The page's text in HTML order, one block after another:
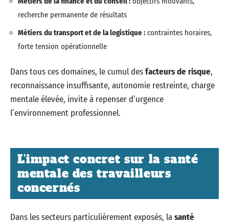
recherche permanente de résultats
Métiers du transport et de la logistique : contraintes horaires,
forte tension opérationnelle
Dans tous ces domaines, le cumul desfacteurs de risque,
reconnaissance insuffisante, autonomie restreinte, charge
mentale élevée, invite à repenser d’urgence
l’environnement professionnel.
L’impact concret sur la santé
mentale des travailleurs
concernés
Dans les secteurs particulièrement exposés, lasanté